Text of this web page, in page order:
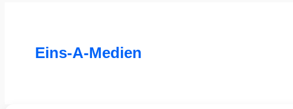
Eins-A-Medien